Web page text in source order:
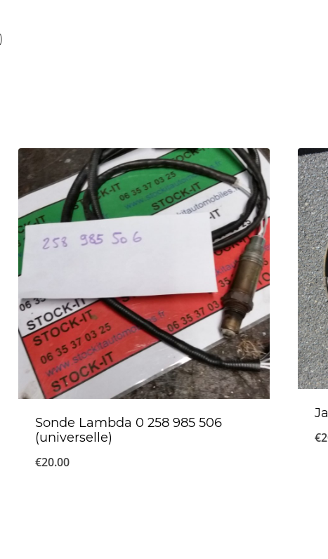
Sonde Lambda 0 258 985 506
(universelle)
€20.00
€